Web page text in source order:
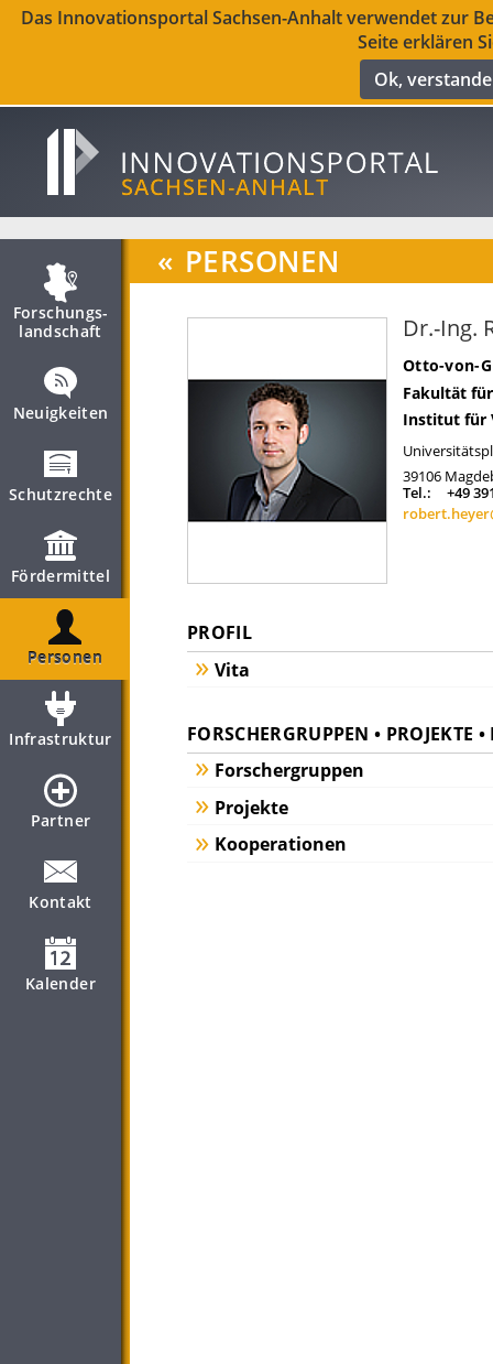
Das Innovationsportal Sachsen-Anhalt verwendet zur
Seite erklären
Ok,
Forschungs­
landschaft
Neuigkeiten
Schutzrechte
Fördermittel
Personen
Infrastruktur
Partner
Kontakt
Kalender
« PERSONEN
Dr.-Ing.
Otto-von-
Fakultät
Institut für
39106
Tel.:
+49
PROFIL
Vita
FORSCHERGRUPPEN • PROJEKTE
Forschergruppen
Projekte
Kooperationen